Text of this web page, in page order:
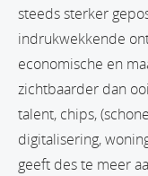
steeds sterker
indrukwekkende
economische en
zichtbaarder dan
talent, chips,
digitalisering,
geeft des te meer